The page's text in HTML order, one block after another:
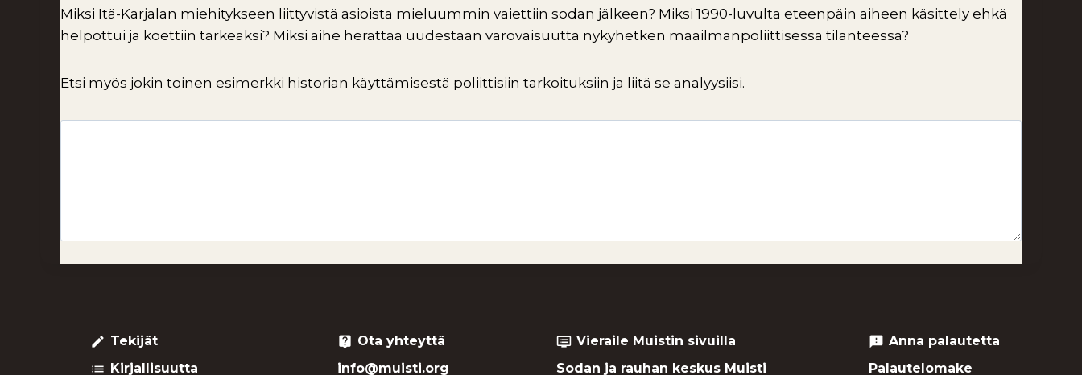
Miksi Itä-Karjalan miehitykseen liittyvistä asioista mieluummin vaiettiin sodan jälkeen? Miksi 1990-luvulta eteenpäin aiheen käsittely ehkä
helpottui ja koettiin tärkeäksi? Miksi aihe herättää uudestaan varovaisuutta nykyhetken maailmanpoliittisessa tilanteessa?
Etsi myös jokin toinen esimerkki historian käyttämisestä poliittisiin tarkoituksiin ja liitä se analyysiisi.
create Tekijät
list Kirjallisuutta
live_help Ota yhteyttä
info@muisti.org
dvr Vieraile Muistin sivuilla
Sodan ja rauhan keskus Muisti
feedback Anna palautetta
Palautelomake